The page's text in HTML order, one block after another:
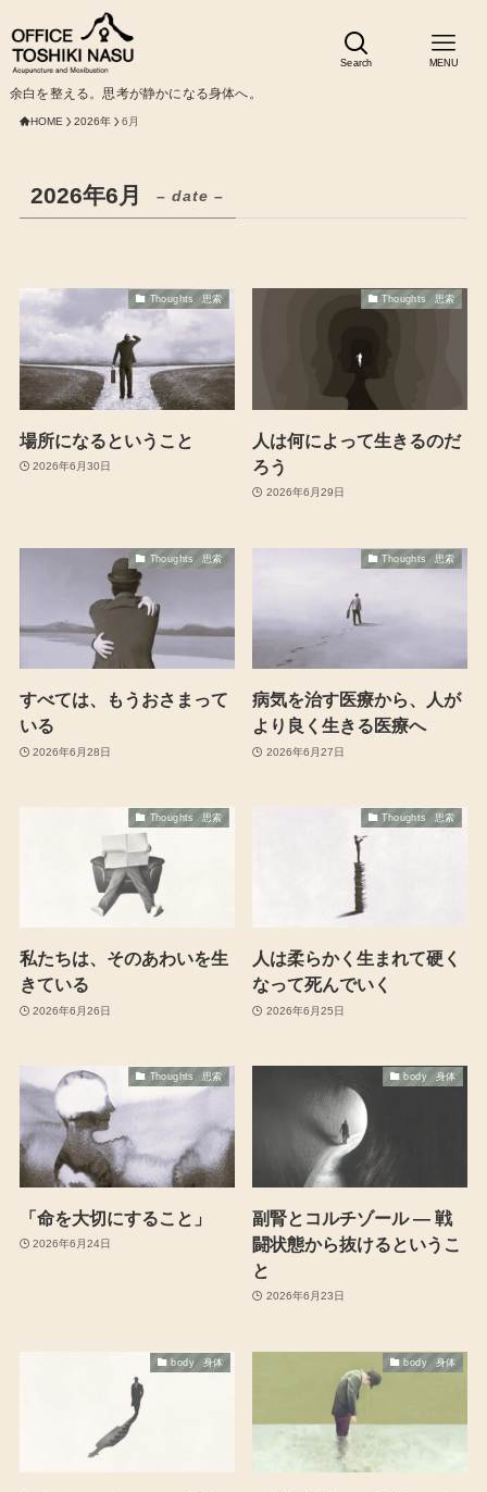
余白を整える。思考が静かになる身体へ。
Search MENU
HOME 2026年 6月
2026年6月 – date –
Thoughts 思索
場所になるということ
2026年6月30日
Thoughts 思索
人は何によって生きるのだ
ろう
2026年6月29日
Thoughts 思索
すべては、もうおさまって
いる
2026年6月28日
Thoughts 思索
病気を治す医療から、人が
より良く生きる医療へ
2026年6月27日
Thoughts 思索
私たちは、そのあわいを生
きている
2026年6月26日
Thoughts 思索
人は柔らかく生まれて硬く
なって死んでいく
2026年6月25日
Thoughts 思索
「命を大切にすること」
2026年6月24日
body 身体
副腎とコルチゾール ― 戦
闘状態から抜けるというこ
と
2026年6月23日
body 身体 body 身体